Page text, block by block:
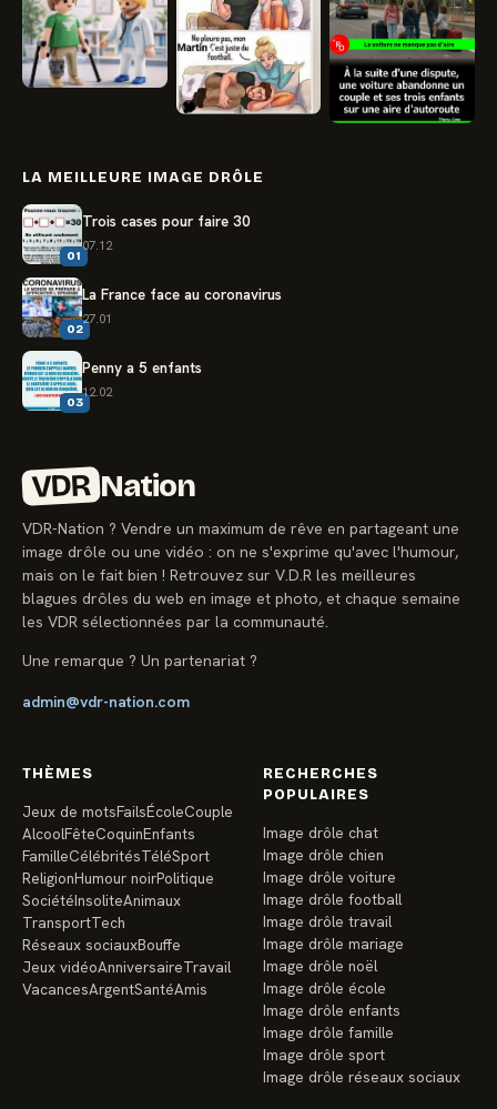
LA MEILLEURE IMAGE DRÔLE
01
Trois cases pour faire 30
07.12
02
La France face au coronavirus
27.01
03
Penny a 5 enfants
12.02
VDR Nation
VDR-Nation ? Vendre un maximum de rêve en partageant une
image drôle ou une vidéo : on ne s'exprime qu'avec l'humour,
mais on le fait bien ! Retrouvez sur V.D.R les meilleures
blagues drôles du web en image et photo, et chaque semaine
les VDR sélectionnées par la communauté.
Une remarque ? Un partenariat ?
admin@vdr-nation.com
THÈMES
Jeux de motsFailsÉcoleCouple
AlcoolFêteCoquinEnfants
FamilleCélébritésTéléSport
ReligionHumour noirPolitique
SociétéInsoliteAnimaux
TransportTech
Réseaux sociauxBouffe
Jeux vidéoAnniversaireTravail
VacancesArgentSantéAmis
RECHERCHES
POPULAIRES
Image drôle chat
Image drôle chien
Image drôle voiture
Image drôle football
Image drôle travail
Image drôle mariage
Image drôle noël
Image drôle école
Image drôle enfants
Image drôle famille
Image drôle sport
Image drôle réseaux sociaux